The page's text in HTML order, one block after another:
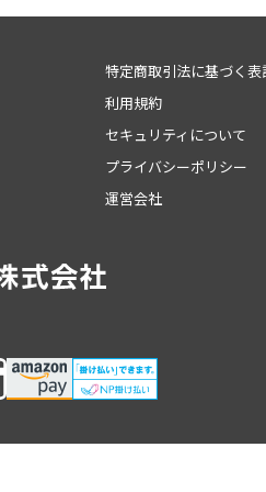
特定商取引法に基づく表
利用規約
セキュリティについて
プライバシーポリシー
運営会社